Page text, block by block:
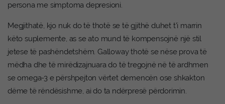
persona me simptoma depresioni.
Megjithatë, kjo nuk do të thotë se të gjithë duhet t’i marrin
këto suplemente, as se ato mund të kompensojnë një stil
jetese të pashëndetshëm. Galloway thotë se nëse prova të
mëdha dhe të mirëdizajnuara do të tregojnë në të ardhmen
se omega-3 e përshpejton vërtet demencën ose shkakton
dëme të rëndësishme, ai do ta ndërpresë përdorimin.